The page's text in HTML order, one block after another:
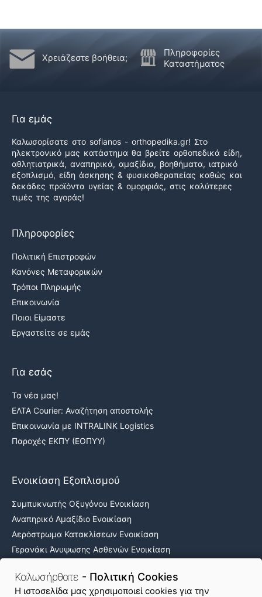
Καλωσήρθατε - Πολιτική Cookies
H ιστοσελίδα μας χρησιμοποιεί cookies για την
Χρειάζεστε βοήθεια;
Πληροφορίες
Καταστήματος
Για εμάς
Καλωσορίσατε στο sofianos - orthopedika.gr! Στο
ηλεκτρονικό μας κατάστημα θα βρείτε ορθοπεδικά είδη,
αθλητιατρικά, αναπηρικά, αμαξίδια, βοηθήματα, ιατρικό
εξοπλισμό, είδη άσκησης & φυσικοθεραπείας καθώς και
δεκάδες προϊόντα υγείας & ομορφιάς, στις καλύτερες
τιμές της αγοράς!
Πληροφορίες
Πολιτική Επιστροφών
Κανόνες Μεταφορικών
Τρόποι Πληρωμής
Επικοινωνία
Ποιοι Είμαστε
Εργαστείτε σε εμάς
Για εσάς
Τα νέα μας!
ΕΛΤΑ Courier: Αναζήτηση αποστολής
Επικοινωνία με INTRALINK Logistics
Παροχές ΕΚΠΥ (ΕΟΠΥΥ)
Ενοικίαση Εξοπλισμού
Συμπυκνωτής Οξυγόνου Ενοικίαση
Αναπηρικό Αμαξίδιο Ενοικίαση
Αερόστρωμα Κατακλίσεων Ενοικίαση
Γερανάκι Άνυψωσης Ασθενών Ενοικίαση